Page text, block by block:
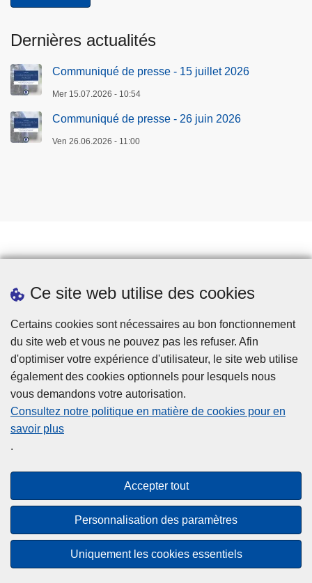
Ce site web utilise des cookies
Certains cookies sont nécessaires au bon fonctionnement
du site web et vous ne pouvez pas les refuser. Afin
d'optimiser votre expérience d'utilisateur, le site web utilise
également des cookies optionnels pour lesquels nous
vous demandons votre autorisation.
Consultez notre politique en matière de cookies pour en
savoir plus
.
Accepter tout
Personnalisation des paramètres
Uniquement les cookies essentiels
Dernières actualités
Communiqué de presse - 15 juillet 2026
Mer 15.07.2026 - 10:54
Communiqué de presse - 26 juin 2026
Ven 26.06.2026 - 11:00
Téléchargements
Presse
Cookies
Accessibilité
© 2026 Police.be